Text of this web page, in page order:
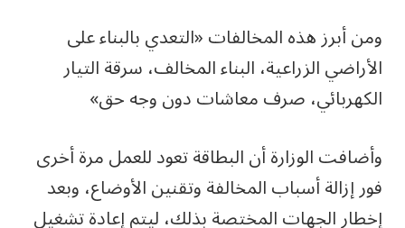
ومن أبرز هذه المخالفات «التعدي بالبناء على
الأراضي الزراعية، البناء المخالف، سرقة التيار
الكهربائي، صرف معاشات دون وجه حق»
وأضافت الوزارة أن البطاقة تعود للعمل مرة أخرى
فور إزالة أسباب المخالفة وتقنين الأوضاع، وبعد
إخطار الجهات المختصة بذلك، ليتم إعادة تشغيل